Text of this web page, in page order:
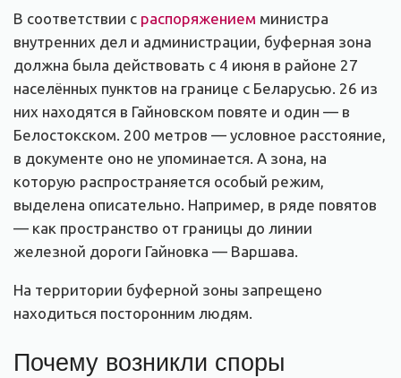
В соответствии с распоряжением министра
внутренних дел и администрации, буферная зона
должна была действовать с 4 июня в районе 27
населённых пунктов на границе с Беларусью. 26 из
них находятся в Гайновском повяте и один — в
Белостокском. 200 метров — условное расстояние,
в документе оно не упоминается. А зона, на
которую распространяется особый режим,
выделена описательно. Например, в ряде повятов
— как пространство от границы до линии
железной дороги Гайновка — Варшава.
На территории буферной зоны запрещено
находиться посторонним людям.
Почему возникли споры